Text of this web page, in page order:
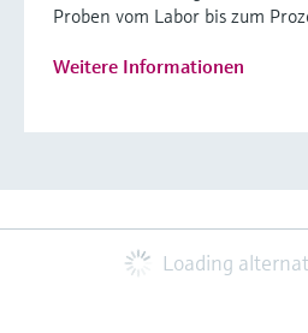
Proben vom Labor bis zum
Weitere Informationen
Loading